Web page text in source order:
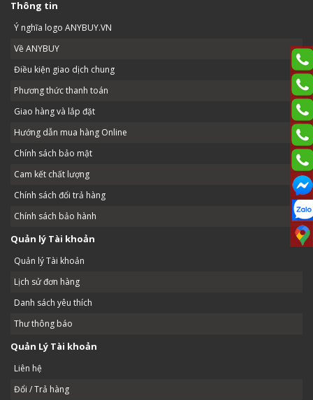
Thông tin
Ý nghĩa logo ANYBUY.VN
Về ANYBUY
Điều kiện giao dịch chung
Phương thức thanh toán
Giao hàng và lắp đặt
Hướng dẫn mua hàng Online
Chính sách bảo mật
Cam kết chất lượng
Chính sách đổi trả hàng
Chính sách bảo hành
Quản lý Tài khoản
Quản lý Tài khoản
Lịch sử đơn hàng
Danh sách yêu thích
Thư thông báo
Quản Lý Tài khoản
Liên hệ
Đổi / Trả hàng